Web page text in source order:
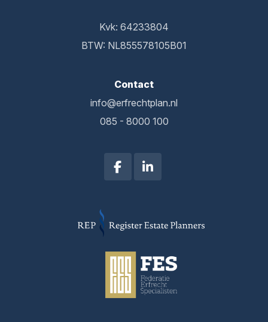
Kvk: 64233804
BTW: NL855578105B01
Contact
info@erfrechtplan.nl
085 - 8000 100